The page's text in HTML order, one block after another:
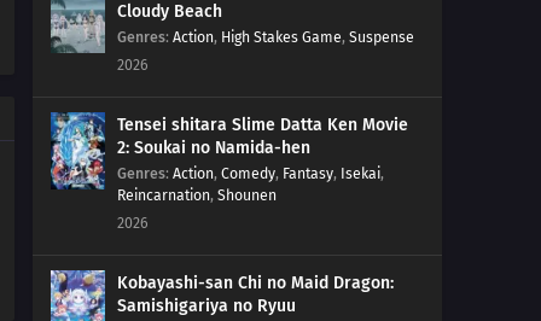
15 Episode 15
13 Episode 13
Episode 12
10 Episode 10
Cloudy Beach
Genres: Action, High Stakes Game, Suspense
2026
Tensei shitara Slime Datta Ken Movie
2: Soukai no Namida-hen
Genres: Action, Comedy, Fantasy, Isekai,
Reincarnation, Shounen
2026
Kobayashi-san Chi no Maid Dragon:
Samishigariya no Ryuu